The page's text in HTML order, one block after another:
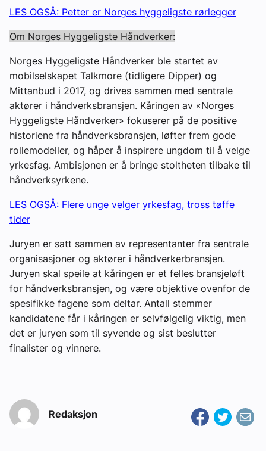
LES OGSÅ: Petter er Norges hyggeligste rørlegger
Om Norges Hyggeligste Håndverker:
Norges Hyggeligste Håndverker ble startet av
mobilselskapet Talkmore (tidligere Dipper) og
Mittanbud i 2017, og drives sammen med sentrale
aktører i håndverksbransjen. Kåringen av «Norges
Hyggeligste Håndverker» fokuserer på de positive
historiene fra håndverksbransjen, løfter frem gode
rollemodeller, og håper å inspirere ungdom til å velge
yrkesfag. Ambisjonen er å bringe stoltheten tilbake til
håndverksyrkene.
LES OGSÅ: Flere unge velger yrkesfag, tross tøffe
tider
Juryen er satt sammen av representanter fra sentrale
organisasjoner og aktører i håndverkerbransjen.
Juryen skal speile at kåringen er et felles bransjeløft
for håndverksbransjen, og være objektive ovenfor de
spesifikke fagene som deltar. Antall stemmer
kandidatene får i kåringen er selvfølgelig viktig, men
det er juryen som til syvende og sist beslutter
finalister og vinnere.
Redaksjon